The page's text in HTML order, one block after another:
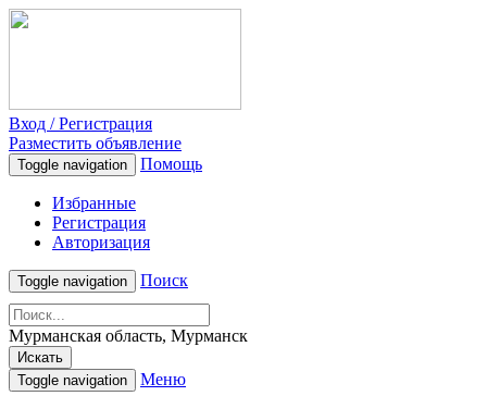
Вход / Регистрация
Разместить объявление
Toggle navigation Помощь
Избранные
Регистрация
Авторизация
Toggle navigation Поиск
Мурманская область, Мурманск
Искать
Toggle navigation
Меню